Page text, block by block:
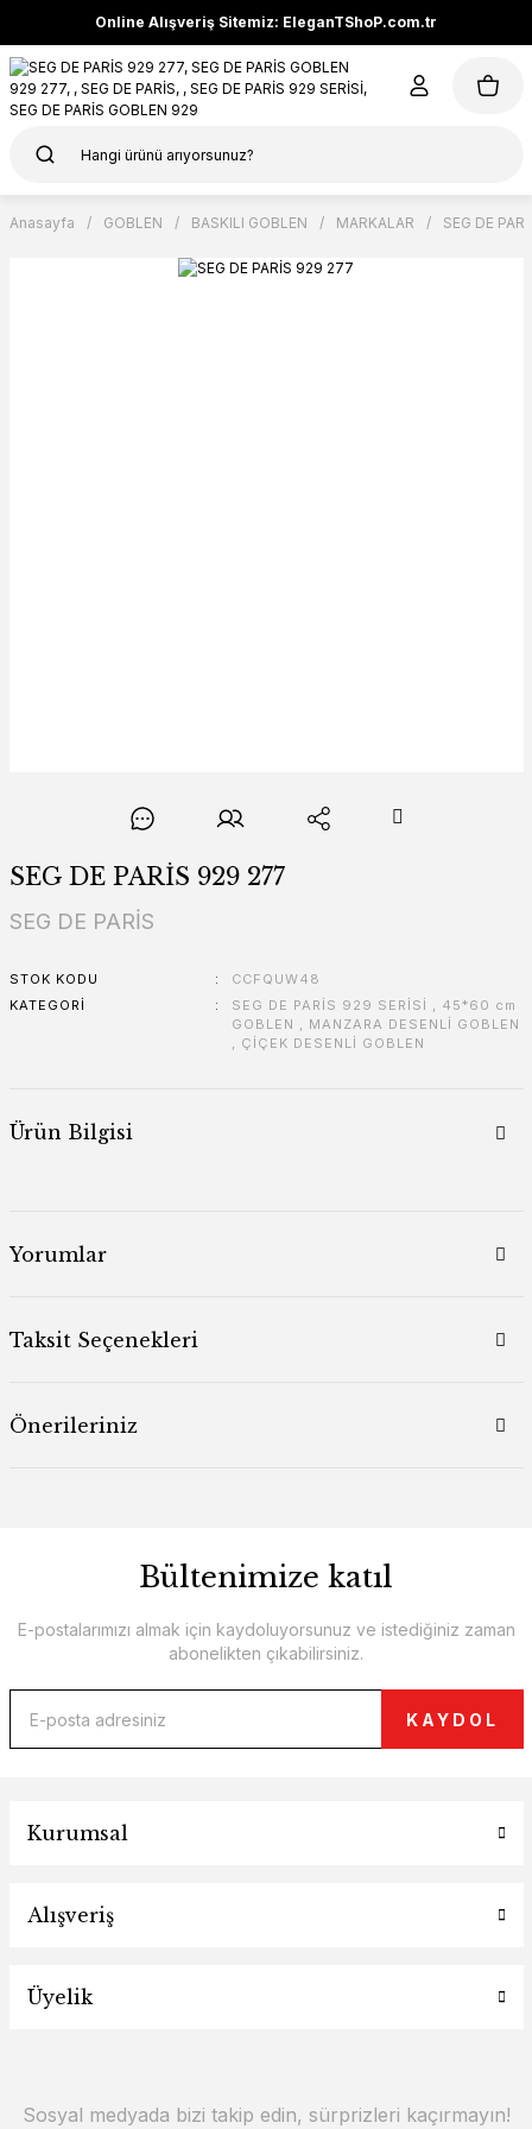
Online Alışveriş Sitemiz: EleganTShoP.com.tr
Anasayfa GOBLEN BASKILI GOBLEN MARKALAR SEG DE
SEG DE PARİS 929 277
SEG DE PARİS
STOK KODU
CCFQUW48
KATEGORI
SEG DE PARİS 929 SERİSİ , 45*60 cm
GOBLEN , MANZARA DESENLİ GOBLEN
, ÇİÇEK DESENLİ GOBLEN
Ürün Bilgisi
Yorumlar
Taksit Seçenekleri
Önerileriniz
Bültenimize katıl
E-postalarımızı almak için kaydoluyorsunuz ve istediğiniz zaman
abonelikten çıkabilirsiniz.
KAYDOL
Kurumsal
Alışveriş
Üyelik
Sosyal medyada bizi takip edin, sürprizleri kaçırmayın!